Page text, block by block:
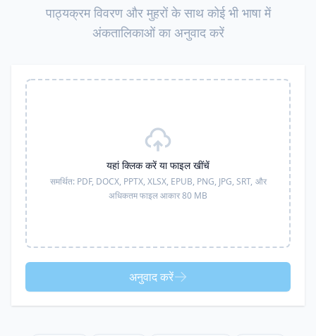
पाठ्यक्रम विवरण और मुहरों के साथ कोई भी भाषा में
अंकतालिकाओं का अनुवाद करें
यहां क्लिक करें या फाइल खींचें
समर्थित: PDF, DOCX, PPTX, XLSX, EPUB, PNG, JPG, SRT, और
अधिकतम फाइल आकार 80 MB
अनुवाद करें